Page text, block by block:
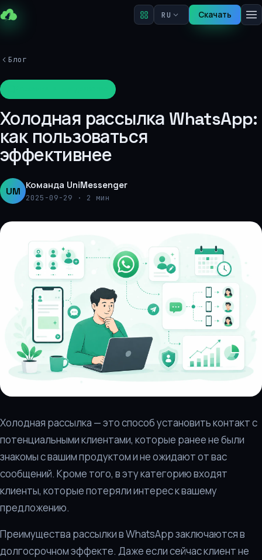
RU Скачать
Блог
Холодная рассылка WhatsApp:
как пользоваться
эффективнее
UM Команда UniMessenger
2025-09-29 · 2 мин
Холодная рассылка — это способ установить контакт с
потенциальными клиентами, которые ранее не были
знакомы с вашим продуктом и не ожидают от вас
сообщений. Кроме того, в эту категорию входят
клиенты, которые потеряли интерес к вашему
предложению.
Преимущества рассылки в WhatsApp заключаются в
долгосрочном эффекте. Даже если сейчас клиент не